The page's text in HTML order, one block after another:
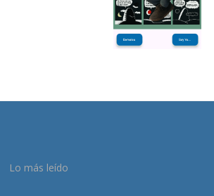
Lo más leído